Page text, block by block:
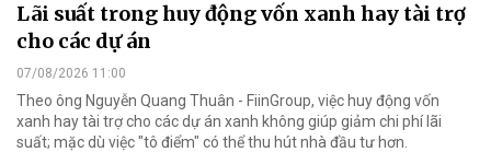
Lãi suất trong huy động vốn xanh hay tài trợ
cho các dự án
07/08/2026 11:00
Theo ông Nguyễn Quang Thuân - FiinGroup, việc huy động vốn
xanh hay tài trợ cho các dự án xanh không giúp giảm chi phí lãi
suất; mặc dù việc "tô điểm" có thể thu hút nhà đầu tư hơn.